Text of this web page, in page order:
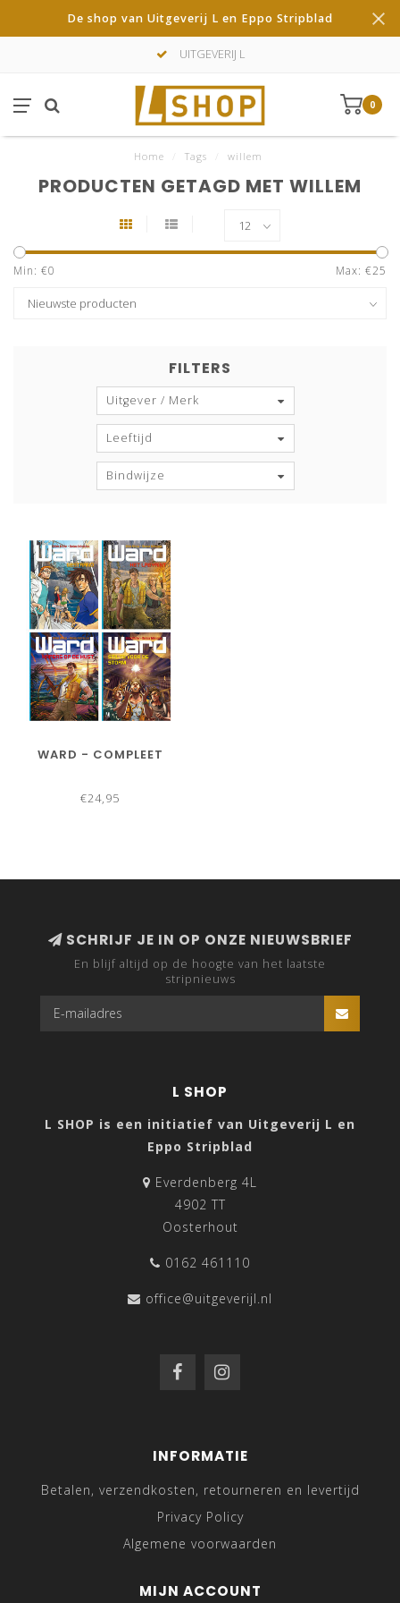
De shop van Uitgeverij L en Eppo Stripblad
UITGEVERIJ L
0
Home Tags willem
PRODUCTEN GETAGD MET WILLEM
Min: €0 Max: €25
FILTERS
Uitgever / Merk
Leeftijd
Bindwijze
WARD - COMPLEET
€24,95
SCHRIJF JE IN OP ONZE NIEUWSBRIEF
En blijf altijd op de hoogte van het laatste
stripnieuws
L SHOP
L SHOP is een initiatief van Uitgeverij L en
Eppo Stripblad
Everdenberg 4L
4902 TT
Oosterhout
0162 461110
office@uitgeverijl.nl
INFORMATIE
Betalen, verzendkosten, retourneren en levertijd
Privacy Policy
Algemene voorwaarden
MIJN ACCOUNT